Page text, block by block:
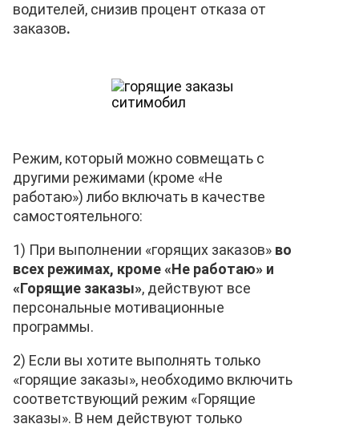
водителей, снизив процент отказа от
заказов.
Режим, который можно совмещать с
другими режимами (кроме «Не
работаю») либо включать в качестве
самостоятельного:
1) При выполнении «горящих заказов» во
всех режимах, кроме «Не работаю» и
«Горящие заказы», действуют все
персональные мотивационные
программы.
2) Если вы хотите выполнять только
«горящие заказы», необходимо включить
соответствующий режим «Горящие
заказы». В нем действуют только